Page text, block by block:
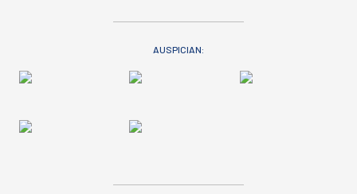
AUSPICIAN: